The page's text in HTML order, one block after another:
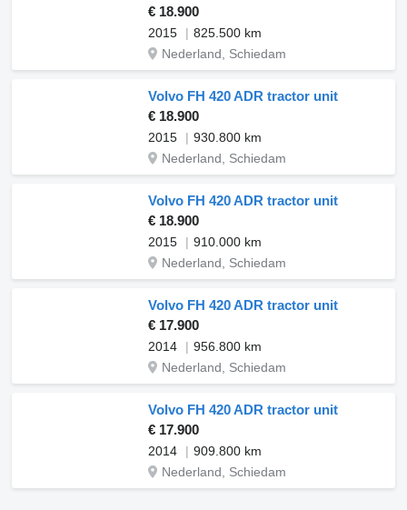
€ 18.900
2015
825.500 km
Nederland, Schiedam
Volvo FH 420 ADR tractor unit
€ 18.900
2015
930.800 km
Nederland, Schiedam
Volvo FH 420 ADR tractor unit
€ 18.900
2015
910.000 km
Nederland, Schiedam
Volvo FH 420 ADR tractor unit
€ 17.900
2014
956.800 km
Nederland, Schiedam
Volvo FH 420 ADR tractor unit
€ 17.900
2014
909.800 km
Nederland, Schiedam